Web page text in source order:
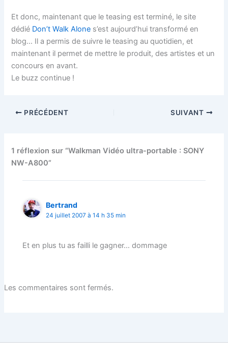
Et donc, maintenant que le teasing est terminé, le site
dédié Don’t Walk Alone s’est aujourd’hui transformé en
blog… Il a permis de suivre le teasing au quotidien, et
maintenant il permet de mettre le produit, des artistes et un
concours en avant.
Le buzz continue !
PRÉCÉDENT SUIVANT
1 réflexion sur “Walkman Vidéo ultra-portable : SONY
NW-A800”
Bertrand
24 juillet 2007 à 14 h 35 min
Et en plus tu as failli le gagner… dommage
Les commentaires sont fermés.